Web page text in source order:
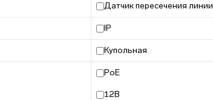
Датчик пересечения линии
IP
Купольная
PoE
12В